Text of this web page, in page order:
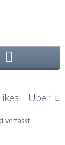
Über
verfasst.